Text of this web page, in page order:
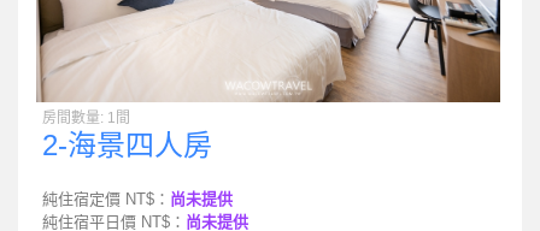
房間數量: 1間
2-海景四人房
純住宿定價 NT$： 尚未提供
純住宿平日價 NT$： 尚未提供